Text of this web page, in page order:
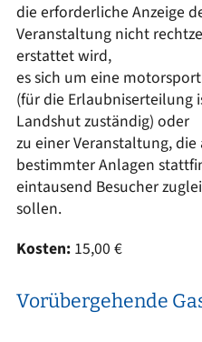
die erforderliche Anzeige
Veranstaltung nicht
erstattet wird,
es sich um eine
(für die Erlaubniserteilung
Landshut zuständig) oder
zu einer Veranstaltung,
bestimmter Anlagen
eintausend Besucher
sollen.
Kosten: 15,00 €
Vorübergehende